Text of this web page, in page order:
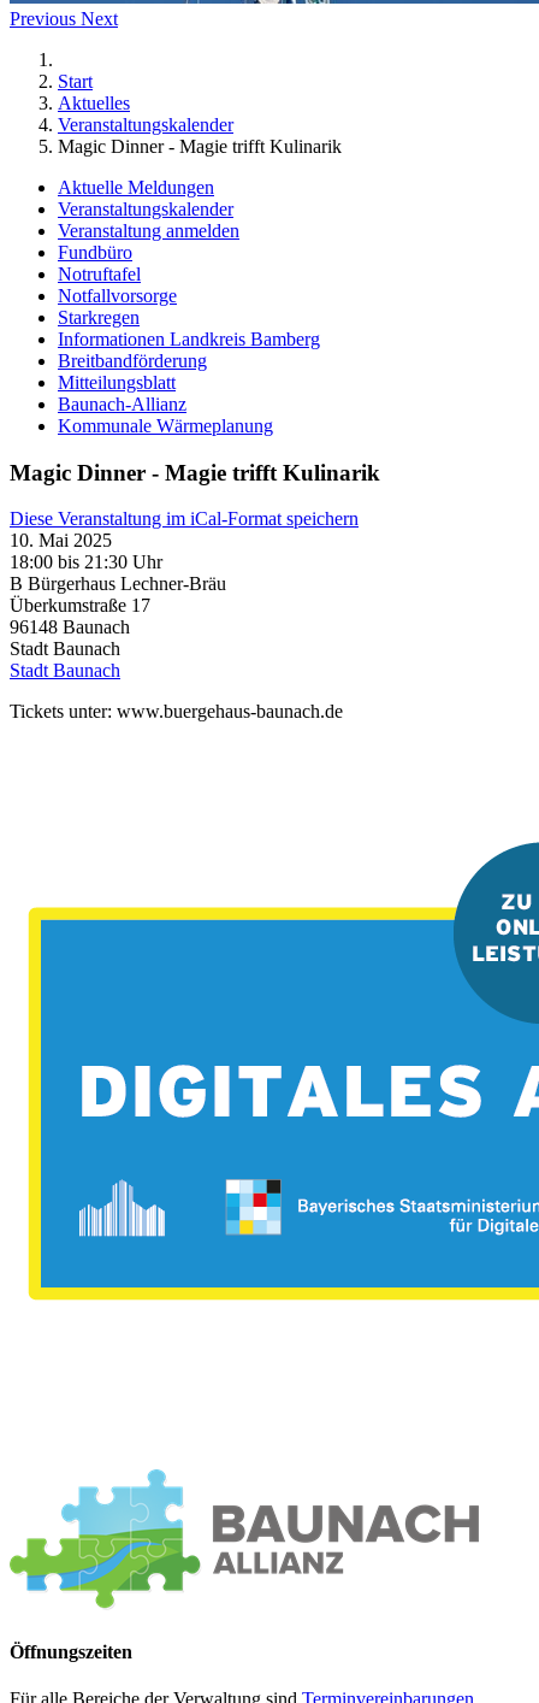
Previous Next
Start
Aktuelles
Veranstaltungskalender
Magic Dinner - Magie trifft Kulinarik
Aktuelle Meldungen
Veranstaltungskalender
Veranstaltung anmelden
Fundbüro
Notruftafel
Notfallvorsorge
Starkregen
Informationen Landkreis Bamberg
Breitbandförderung
Mitteilungsblatt
Baunach-Allianz
Kommunale Wärmeplanung
Magic Dinner - Magie trifft Kulinarik
Diese Veranstaltung im iCal-Format speichern
10. Mai 2025
18:00 bis 21:30 Uhr
B Bürgerhaus Lechner-Bräu
Überkumstraße 17
96148 Baunach
Stadt Baunach
Stadt Baunach
Tickets unter: www.buergehaus-baunach.de
Öffnungszeiten
Für alle Bereiche der Verwaltung sind Terminvereinbarungen